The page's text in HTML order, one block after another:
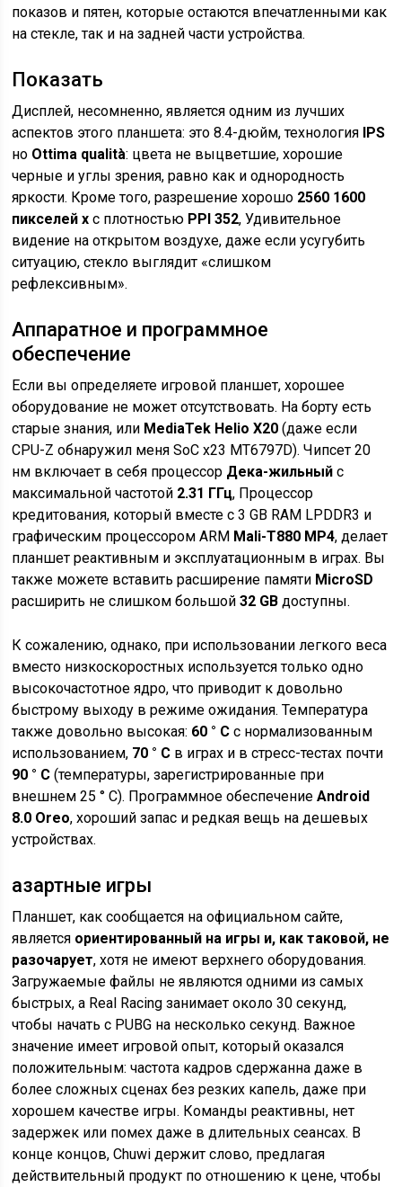
показов и пятен, которые остаются впечатленными как
на стекле, так и на задней части устройства.
Показать
Дисплей, несомненно, является одним из лучших
аспектов этого планшета: это 8.4-дюйм, технология IPS
но Ottima qualità: цвета не выцветшие, хорошие
черные и углы зрения, равно как и однородность
яркости. Кроме того, разрешение хорошо 2560 1600
пикселей х с плотностью PPI 352, Удивительное
видение на открытом воздухе, даже если усугубить
ситуацию, стекло выглядит «слишком
рефлексивным».
Аппаратное и программное
обеспечение
Если вы определяете игровой планшет, хорошее
оборудование не может отсутствовать. На борту есть
старые знания, или MediaTek Helio X20 (даже если
CPU-Z обнаружил меня SoC x23 MT6797D). Чипсет 20
нм включает в себя процессор Дека-жильный с
максимальной частотой 2.31 ГГц, Процессор
кредитования, который вместе с 3 GB RAM LPDDR3 и
графическим процессором ARM Mali-T880 MP4, делает
планшет реактивным и эксплуатационным в играх. Вы
также можете вставить расширение памяти MicroSD
расширить не слишком большой32 GB доступны.
К сожалению, однако, при использовании легкого веса
вместо низкоскоростных используется только одно
высокочастотное ядро, что приводит к довольно
быстрому выходу в режиме ожидания. Температура
также довольно высокая: 60 ° C с нормализованным
использованием, 70 ° C в играх и в стресс-тестах почти
90 ° C (температуры, зарегистрированные при
внешнем 25 ° C). Программное обеспечениеAndroid
8.0 Oreo, хороший запас и редкая вещь на дешевых
устройствах.
азартные игры
Планшет, как сообщается на официальном сайте,
является ориентированный на игры и, как таковой, не
разочарует, хотя не имеют верхнего оборудования.
Загружаемые файлы не являются одними из самых
быстрых, а Real Racing занимает около 30 секунд,
чтобы начать с PUBG на несколько секунд. Важное
значение имеет игровой опыт, который оказался
положительным: частота кадров сдержанна даже в
более сложных сценах без резких капель, даже при
хорошем качестве игры. Команды реактивны, нет
задержек или помех даже в длительных сеансах. В
конце концов, Chuwi держит слово, предлагая
действительный продукт по отношению к цене, чтобы